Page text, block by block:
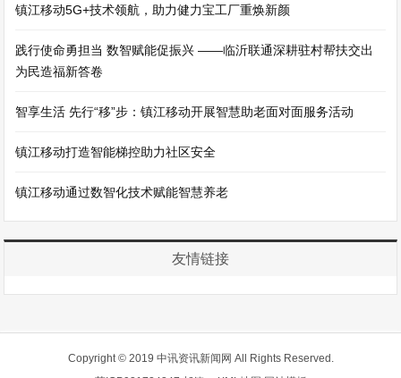
镇江移动5G+技术领航，助力健力宝工厂重焕新颜
践行使命勇担当 数智赋能促振兴 ——临沂联通深耕驻村帮扶交出
为民造福新答卷
智享生活 先行“移”步：镇江移动开展智慧助老面对面服务活动
镇江移动打造智能梯控助力社区安全
镇江移动通过数智化技术赋能智慧养老
友情链接
Copyright © 2019 中讯资讯新闻网 All Rights Reserved.